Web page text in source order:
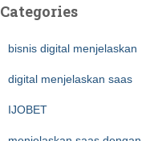
Categories
bisnis digital menjelaskan
digital menjelaskan saas
IJOBET